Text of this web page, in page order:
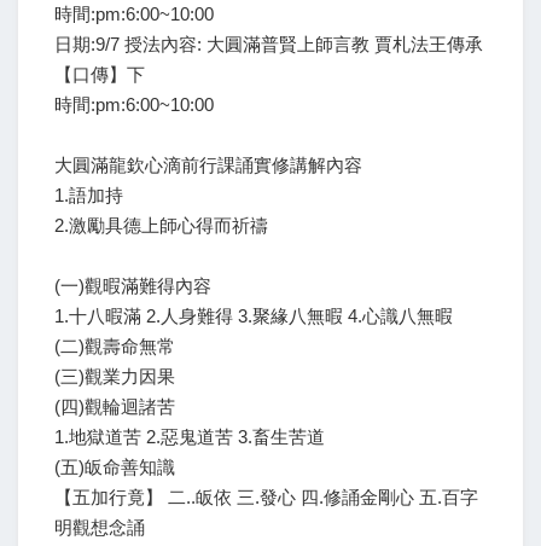
時間:pm:6:00~10:00
日期:9/7 授法內容: 大圓滿普賢上師言教 賈札法王傳承
【口傳】下
時間:pm:6:00~10:00
大圓滿龍欽心滴前行課誦實修講解內容
1.語加持
2.激勵具德上師心得而祈禱
(一)觀暇滿難得內容
1.十八暇滿 2.人身難得 3.聚緣八無暇 4.心識八無暇
(二)觀壽命無常
(三)觀業力因果
(四)觀輪迴諸苦
1.地獄道苦 2.惡鬼道苦 3.畜生苦道
(五)皈命善知識
【五加行竟】 二..皈依 三.發心 四.修誦金剛心 五.百字
明觀想念誦